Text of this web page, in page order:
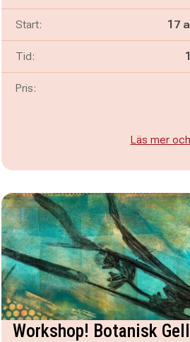
Start: 17
Tid:
Pris:
Läs mer
Workshop! Botanisk